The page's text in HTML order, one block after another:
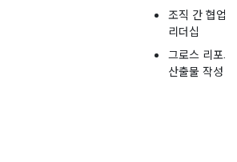
조직 간 협업
리더십
그로스 리포트
산출물 작성